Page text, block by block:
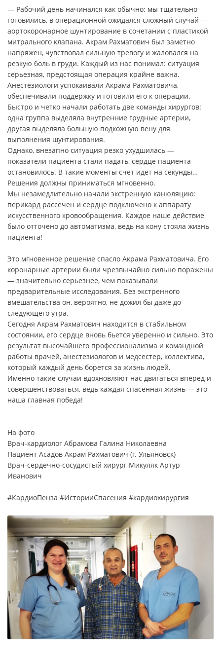
— Рабочий день начинался как обычно: мы тщательно
готовились, в операционной ожидался сложный случай —
аортокоронарное шунтирование в сочетании с пластикой
митрального клапана. Акрам Рахматович был заметно
напряжен, чувствовал сильную тревогу и жаловался на
резкую боль в груди. Каждый из нас понимал: ситуация
серьезная, предстоящая операция крайне важна.
Анестезиологи успокаивали Акрама Рахматовича,
обеспечивали поддержку и готовили его к операции.
Быстро и четко начали работать две команды хирургов:
одна группа выделяла внутренние грудные артерии,
другая выделяла большую подкожную вену для
выполнения шунтирования.
Однако, внезапно ситуация резко ухудшилась —
показатели пациента стали падать, сердце пациента
остановилось. В такие моменты счет идет на секунды…
Решения должны приниматься мгновенно.
Мы незамедлительно начали экстренную канюляцию:
перикард рассечен и сердце подключено к аппарату
искусственного кровообращения. Каждое наше действие
было отточено до автоматизма, ведь на кону стояла жизнь
пациента!
Это мгновенное решение спасло Акрама Рахматовича. Его
коронарные артерии были чрезвычайно сильно поражены
— значительно серьезнее, чем показывали
предварительные исследования. Без экстренного
вмешательства он, вероятно, не дожил бы даже до
следующего утра.
Сегодня Акрам Рахматович находится в стабильном
состоянии, его сердце вновь бьется уверенно и сильно. Это
результат высочайшего профессионализма и командной
работы врачей, анестезиологов и медсестер, коллектива,
который каждый день борется за жизнь людей.
Именно такие случаи вдохновляют нас двигаться вперед и
совершенствоваться, ведь каждая спасенная жизнь — это
наша главная победа!
На фото
Врач-кардиолог Абрамова Галина Николаевна
Пациент Асадов Акрам Рахматович (г. Ульяновск)
Врач-сердечно-сосудистый хирург Микуляк Артур
Иванович
#КардиоПенза #ИсторииСпасения #кардиохирургия